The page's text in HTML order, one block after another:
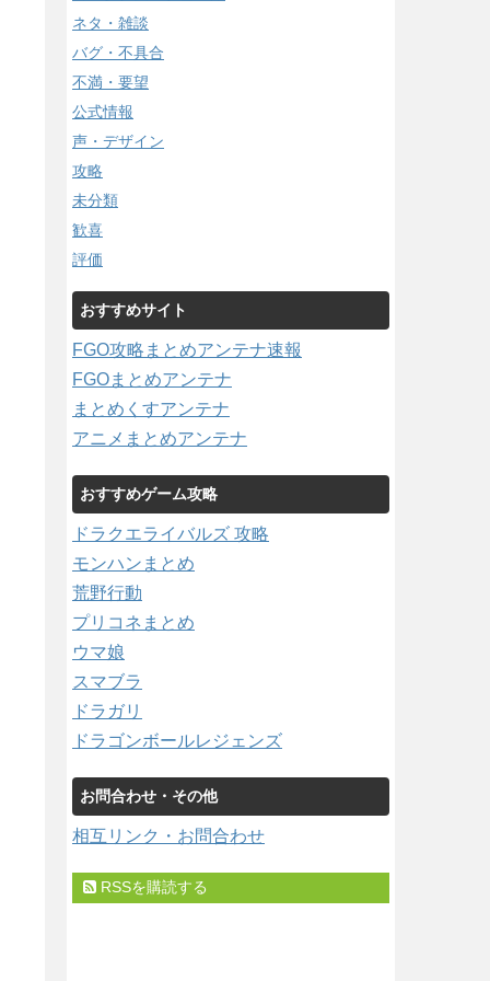
ネタ・雑談
バグ・不具合
不満・要望
公式情報
声・デザイン
攻略
未分類
歓喜
評価
おすすめサイト
FGO攻略まとめアンテナ速報
FGOまとめアンテナ
まとめくすアンテナ
アニメまとめアンテナ
おすすめゲーム攻略
ドラクエライバルズ 攻略
モンハンまとめ
荒野行動
プリコネまとめ
ウマ娘
スマブラ
ドラガリ
ドラゴンボールレジェンズ
お問合わせ・その他
相互リンク・お問合わせ
RSSを購読する